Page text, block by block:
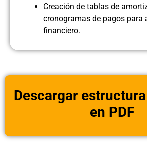
Creación de tablas de
cronogramas de pagos para
financiero.
Descargar
en PDF